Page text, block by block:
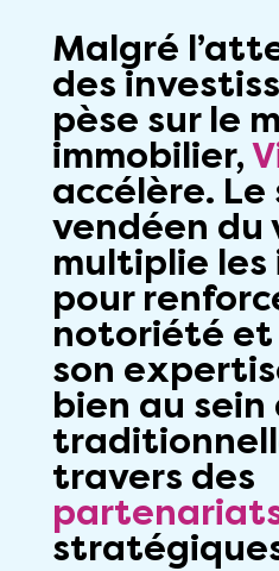
Malgré
des
pèse sur le
immobilier,
accélère.
vendéen du
multiplie
pour
notoriété et
son
bien au sein
travers des